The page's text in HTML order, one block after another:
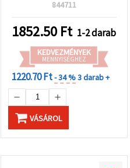
hobbifestéshez
844711
1852.50 Ft 1-2 darab
KEDVEZMÉNYEK
MENNYISÉGHEZ
1220.70 Ft- 34 %3 darab +
VÁSÁROL